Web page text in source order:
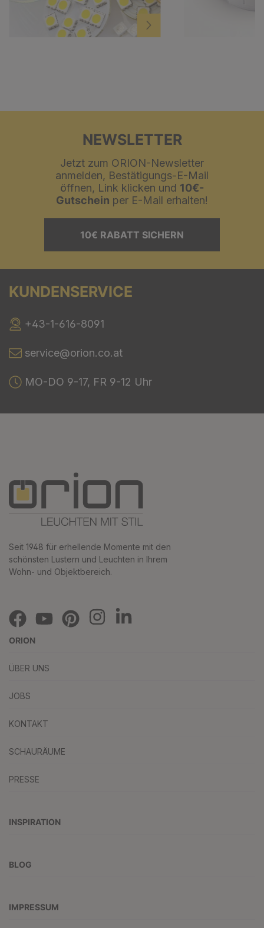
NEWSLETTER
Jetzt zum ORION-Newsletter
anmelden, Bestätigungs-E-Mail
öffnen, Link klicken und 10€-
Gutschein per E-Mail erhalten!
10€ RABATT SICHERN
KUNDENSERVICE
+43-1-616-8091
service@orion.co.at
MO-DO 9-17, FR 9-12 Uhr
Seit 1948 für erhellende Momente mit den
schönsten Lustern und Leuchten in Ihrem
Wohn- und Objektbereich.
ORION
ÜBER UNS
JOBS
KONTAKT
SCHAURÄUME
PRESSE
INSPIRATION
BLOG
IMPRESSUM